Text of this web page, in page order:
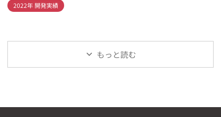
2022年 開発実績
もっと読む